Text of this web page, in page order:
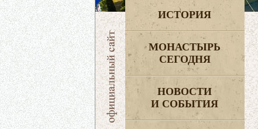
ИСТОРИЯ
МОНАСТЫРЬ
СЕГОДНЯ
НОВОСТИ
И СОБЫТИЯ